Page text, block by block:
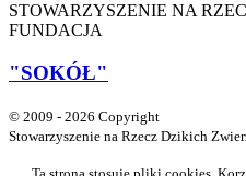
STOWARZYSZENIE NA
FUNDACJA
"SOKÓŁ"
© 2009 - 2026 Copyright
Stowarzyszenie na Rzecz Dzikich